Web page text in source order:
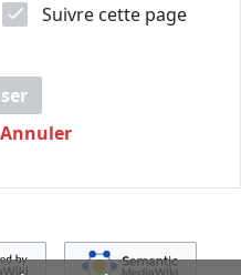
Suivre cette page
Annuler